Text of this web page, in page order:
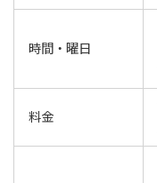
時間・曜日
料金